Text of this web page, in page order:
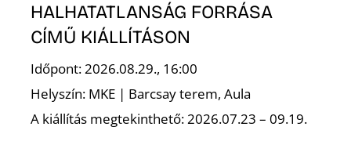
HALHATATLANSÁG FORRÁSA
CÍMŰ KIÁLLÍTÁSON
Időpont: 2026.08.29., 16:00
Helyszín: MKE | Barcsay terem, Aula
A kiállítás megtekinthető: 2026.07.23 – 09.19.